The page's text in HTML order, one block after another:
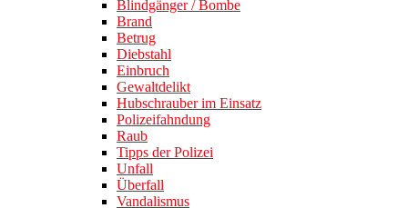
Blindgänger / Bombe
Brand
Betrug
Diebstahl
Einbruch
Gewaltdelikt
Hubschrauber im Einsatz
Polizeifahndung
Raub
Tipps der Polizei
Unfall
Überfall
Vandalismus